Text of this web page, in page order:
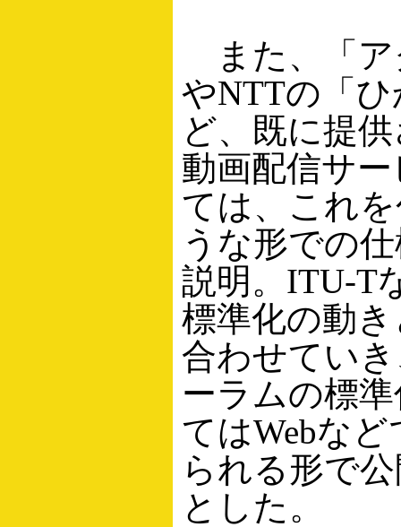
また、「ア
やNTTの「
ど、既に提
動画配信サ
ては、これ
うな形での
説明。ITU-T
標準化の動
合わせてい
ーラムの標
てはWebな
られる形で
とした。